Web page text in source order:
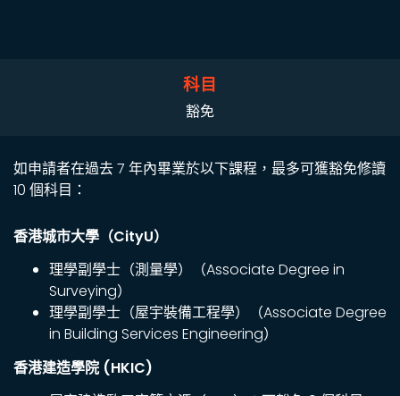
科目
豁免
如申請者在過去 7 年內畢業於以下課程，最多可獲豁免修讀
10 個科目：
香港城市大學（CityU）
理學副學士（測量學）（Associate Degree in
Surveying）
理學副學士（屋宇裝備工程學）（Associate Degree
in Building Services Engineering）
香港建造學院 (HKIC)